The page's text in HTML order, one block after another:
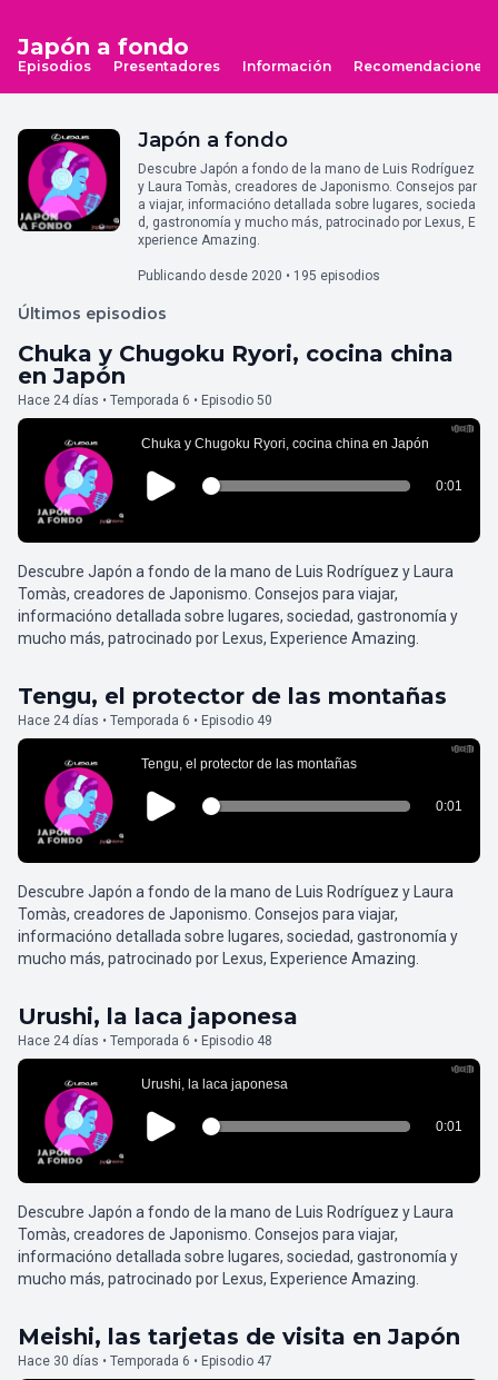
Japón a fondo
Episodios Presentadores Información Recomendaciones
Japón a fondo
Descubre Japón a fondo de la mano de Luis Rodríguez
y Laura Tomàs, creadores de Japonismo. Consejos par
a viajar, informacióno detallada sobre lugares, socieda
d, gastronomía y mucho más, patrocinado por Lexus, E
xperience Amazing.
Publicando desde 2020 • 195 episodios
Últimos episodios
Chuka y Chugoku Ryori, cocina china
en Japón
Hace 24 días • Temporada 6 • Episodio 50
Descubre Japón a fondo de la mano de Luis Rodríguez y Laura
Tomàs, creadores de Japonismo. Consejos para viajar,
informacióno detallada sobre lugares, sociedad, gastronomía y
mucho más, patrocinado por Lexus, Experience Amazing.
Tengu, el protector de las montañas
Hace 24 días • Temporada 6 • Episodio 49
Descubre Japón a fondo de la mano de Luis Rodríguez y Laura
Tomàs, creadores de Japonismo. Consejos para viajar,
informacióno detallada sobre lugares, sociedad, gastronomía y
mucho más, patrocinado por Lexus, Experience Amazing.
Urushi, la laca japonesa
Hace 24 días • Temporada 6 • Episodio 48
Descubre Japón a fondo de la mano de Luis Rodríguez y Laura
Tomàs, creadores de Japonismo. Consejos para viajar,
informacióno detallada sobre lugares, sociedad, gastronomía y
mucho más, patrocinado por Lexus, Experience Amazing.
Meishi, las tarjetas de visita en Japón
Hace 30 días • Temporada 6 • Episodio 47